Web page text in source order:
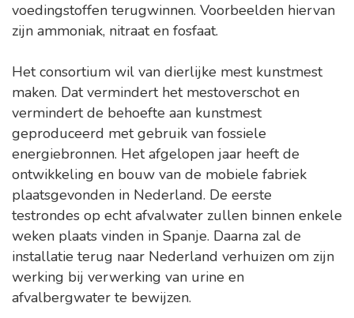
voedingstoffen terugwinnen. Voorbeelden hiervan
zijn ammoniak, nitraat en fosfaat.
Het consortium wil van dierlijke mest kunstmest
maken. Dat vermindert het mestoverschot en
vermindert de behoefte aan kunstmest
geproduceerd met gebruik van fossiele
energiebronnen. Het afgelopen jaar heeft de
ontwikkeling en bouw van de mobiele fabriek
plaatsgevonden in Nederland. De eerste
testrondes op echt afvalwater zullen binnen enkele
weken plaats vinden in Spanje. Daarna zal de
installatie terug naar Nederland verhuizen om zijn
werking bij verwerking van urine en
afvalbergwater te bewijzen.